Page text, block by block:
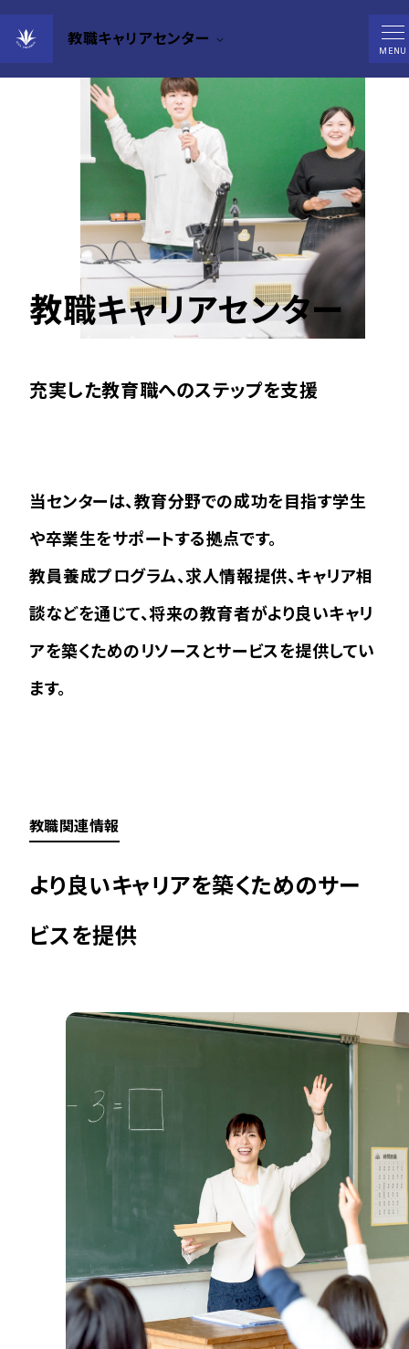
教職キャリアセンター
MENU
教職キャリアセンター
充実した教育職へのステップを支援
当センターは、教育分野での成功を目指す学生
や卒業生をサポートする拠点です。
教員養成プログラム、求人情報提供、キャリア相
談などを通じて、将来の教育者がより良いキャリ
アを築くためのリソースとサービスを提供してい
ます。
教職関連情報
より良いキャリアを築くためのサー
ビスを提供